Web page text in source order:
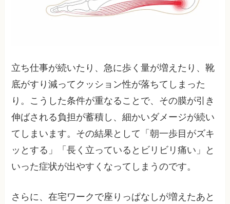
立ち仕事が続いたり、急に歩く量が増えたり、靴
底がすり減ってクッション性が落ちてしまった
り。こうした条件が重なることで、その膜が引き
伸ばされる負担が蓄積し、細かいダメージが続い
てしまいます。その結果として「朝一歩目がズキ
ッとする」「長く立っているとビリビリ痛い」と
いった症状が出やすくなってしまうのです。
さらに、在宅ワークで座りっぱなしが増えたあと